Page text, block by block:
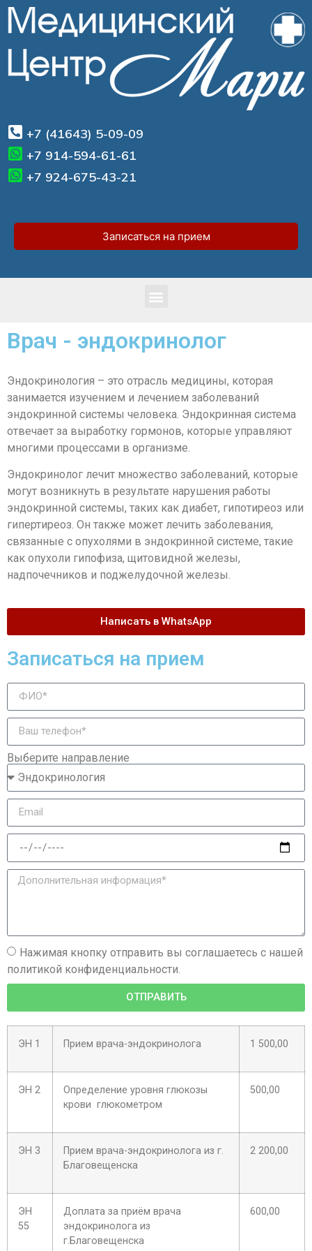
+7 (41643) 5-09-09
+7 914-594-61-61
+7 924-675-43-21
Записаться на прием
Врач - эндокринолог
Эндокринология – это отрасль медицины, которая
занимается изучением и лечением заболеваний
эндокринной системы человека. Эндокринная система
отвечает за выработку гормонов, которые управляют
многими процессами в организме.
Эндокринолог лечит множество заболеваний, которые
могут возникнуть в результате нарушения работы
эндокринной системы, таких как диабет, гипотиреоз или
гипертиреоз. Он также может лечить заболевания,
связанные с опухолями в эндокринной системе, такие
как опухоли гипофиза, щитовидной железы,
надпочечников и поджелудочной железы.
Написать в WhatsApp
Записаться на прием
Выберите направление
Нажимая кнопку отправить вы соглашаетесь с нашей
политикой конфиденциальности.
ОТПРАВИТЬ
ЭН 1 Прием врача-эндокринолога 1 500,00
ЭН 2
Определение уровня глюкозы
крови глюкометром
500,00
ЭН 3
Прием врача-эндокринолога из г.
Благовещенска
2 200,00
ЭН
55
Доплата за приём врача
эндокринолога из
г.Благовещенска
600,00